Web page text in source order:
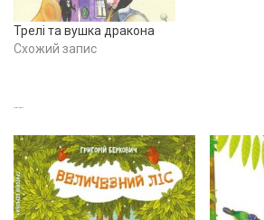
Трелі та вушка дракона
Схожий запис